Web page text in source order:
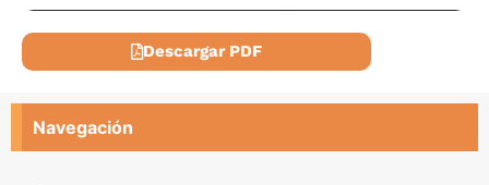
Descargar PDF
Navegación